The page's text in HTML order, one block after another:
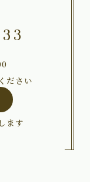
ださい
ます